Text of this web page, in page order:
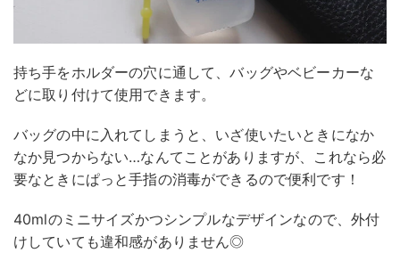
持ち手をホルダーの穴に通して、バッグやベビーカーな
どに取り付けて使用できます。
バッグの中に入れてしまうと、いざ使いたいときになか
なか見つからない…なんてことがありますが、これなら必
要なときにぱっと手指の消毒ができるので便利です！
40mlのミニサイズかつシンプルなデザインなので、外付
けしていても違和感がありません◎